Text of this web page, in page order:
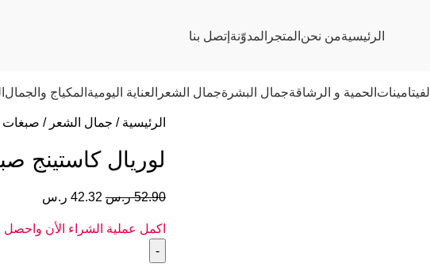
الرئيسيةمن نحن المتجر المدوّنة إتصل بنا
الفيتامينات الحمية و الرشاقةجمال البشرةجمال الشعر العناية اليومية المكياج والجمال
الرئيسية جمال الشعر
لوريال كاستينج
52.90 ر.س 42.32 ر.س
اكمل عملية الشراء الأن